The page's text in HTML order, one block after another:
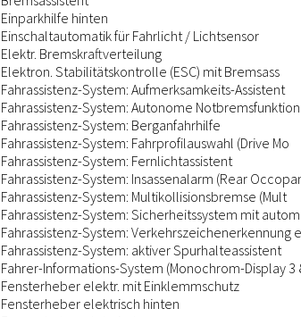
Einparkhilfe hinten
Einschaltautomatik für Fahrlicht / Lichtsensor
Elektr. Bremskraftverteilung
Elektron. Stabilitätskontrolle (ESC) mit Bremsass
Fahrassistenz-System: Aufmerksamkeits-Assistent
Fahrassistenz-System: Autonome
Fahrassistenz-System: Berganfahrhilfe
Fahrassistenz-System: Fahrprofilauswahl (Drive Mo
Fahrassistenz-System: Fernlichtassistent
Fahrassistenz-System: Insassenalarm (Rear
Fahrassistenz-System: Multikollisionsbremse (Mult
Fahrassistenz-System: Sicherheitssystem mit autom
Fahrassistenz-System: Verkehrszeichenerkennung e
Fahrassistenz-System: aktiver Spurhalteassistent
Fahrer-Informations-System (Monochrom-Display 3
Fensterheber elektr. mit Einklemmschutz
Fensterheber elektrisch hinten